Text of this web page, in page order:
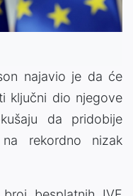
najavio je da će
ključni dio njegove
da pridobije
rekordno nizak